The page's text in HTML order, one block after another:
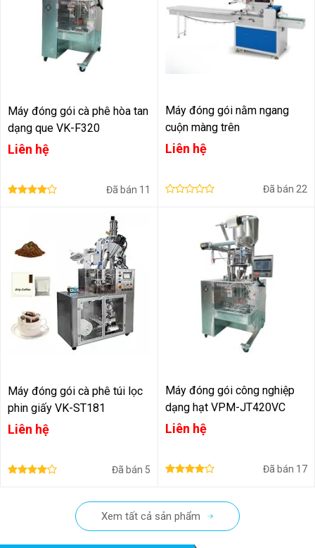
Máy đóng gói cà phê hòa tan
dạng que VK-F320
Liên hệ
Đã bán 11
Máy đóng gói nằm ngang
cuộn màng trên
Liên hệ
Đã bán 22
Máy đóng gói cà phê túi lọc
phin giấy VK-ST181
Liên hệ
Đã bán 5
Máy đóng gói công nghiệp
dạng hạt VPM-JT420VC
Liên hệ
Đã bán 17
Xem tất cả sản phẩm